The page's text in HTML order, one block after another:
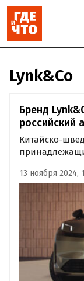
Lynk&Co
Бренд
российский
Китайско-
Презентация
автобренда
этот день
13 ноября 2024,